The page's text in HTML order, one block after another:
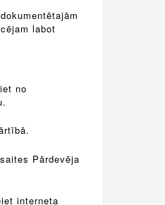
labot
no
Pārdevēja
interneta